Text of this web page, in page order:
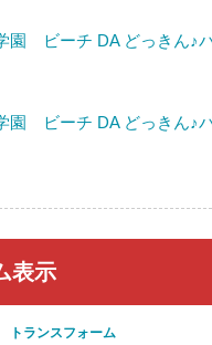
園 ビーチ DA どっきん♪
園 ビーチ DA どっきん♪
表示
トランスフォーム